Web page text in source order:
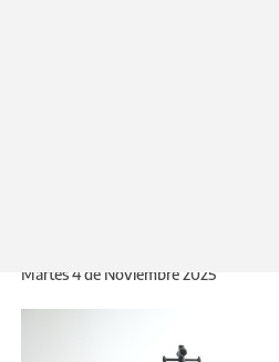
Martes 4 de Noviembre 2025